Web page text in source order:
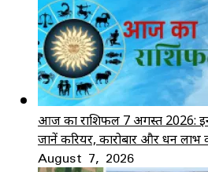
आज का राशिफल 7 अगस्त 2026:
जानें करियर, कारोबार और धन लाभ
August 7, 2026